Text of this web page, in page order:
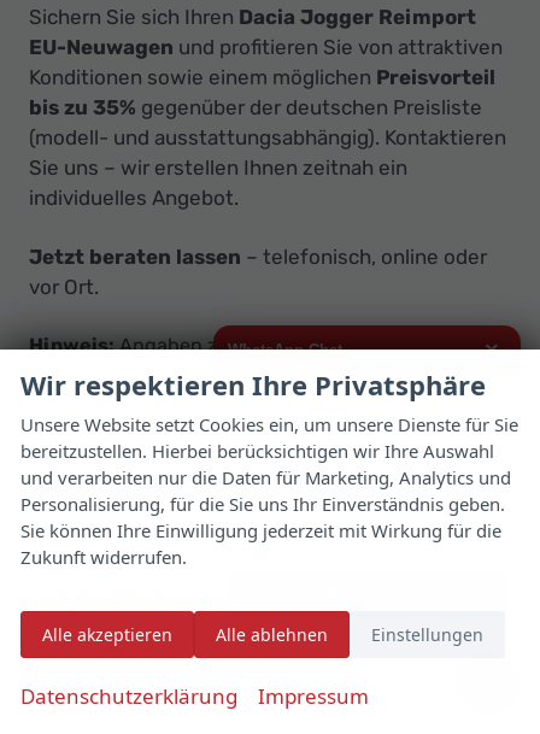
Sichern Sie sich Ihren Dacia Jogger Reimport
EU-Neuwagen und profitieren Sie von attraktiven
Konditionen sowie einem möglichen Preisvorteil
bis zu 35% gegenüber der deutschen Preisliste
(modell- und ausstattungsabhängig). Kontaktieren
Sie uns – wir erstellen Ihnen zeitnah ein
individuelles Angebot.
Jetzt beraten lassen – telefonisch, online oder
vor Ort.
Hinweis:Angaben zu Ausstattung, Verfügbarkeit,
Lieferzeit, Verbrauch, Reichweite und Preisvorteil
können je nach Modelljahr, Motorisierung und EU-
Herkunftsland variieren. Maßgeblich sind die
konkreten Fahrzeugdaten im individuellen Angebot.
Abarth
Audi
Baw
WhatsApp Chat ×
ich interessiere mich für das oben
genannte Fahrzeug und freue mich
über Eure Kontaktaufnahme.
Viele Grüße
Wir respektieren Ihre Privatsphäre
Unsere Website setzt Cookies ein, um unsere Dienste für Sie
bereitzustellen. Hierbei berücksichtigen wir Ihre Auswahl
und verarbeiten nur die Daten für Marketing, Analytics und
Personalisierung, für die Sie uns Ihr Einverständnis geben.
Sie können Ihre Einwilligung jederzeit mit Wirkung für die
Zukunft widerrufen.
Alle akzeptieren Alle ablehnen Einstellungen
Datenschutzerklärung Impressum